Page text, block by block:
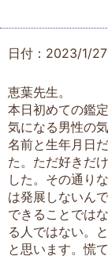
日付：2023/1/27
恵葉先生。
本日初めての鑑
気になる男性の
名前と生年月日
た。ただ好きだ
した。その通り
は発展しないん
できることでは
る人ではない。
と思います。慌